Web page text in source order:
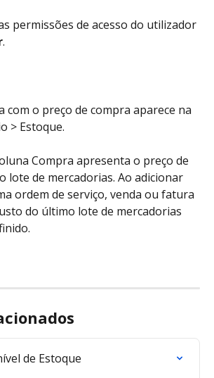
permissões de acesso do utilizador
.
com o preço de compra aparece na
> Estoque.
Compra apresenta o preço de
lote de mercadorias. Ao adicionar
ordem de serviço, venda ou fatura
do último lote de mercadorias
de Estoque